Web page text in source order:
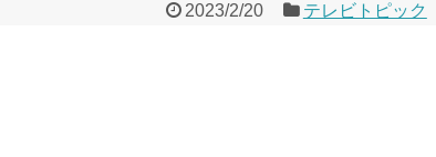
2023/2/20 テレビトピック